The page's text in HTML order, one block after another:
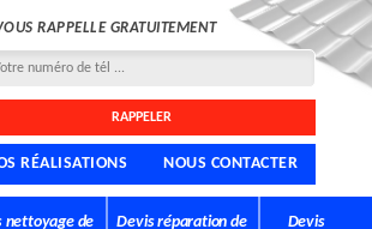
RAPPELLE GRATUITEMENT
RÉALISATIONS NOUS CONTACTER
nettoyage de
Devis réparation de
Devis